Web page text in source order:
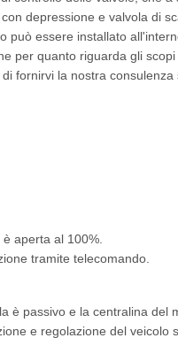
depressione e valvola di
può essere installato
per quanto riguarda gli
fornirvi la nostra
aperta al 100%.
tramite telecomando.
è passivo e la centralina del
e regolazione del veicolo